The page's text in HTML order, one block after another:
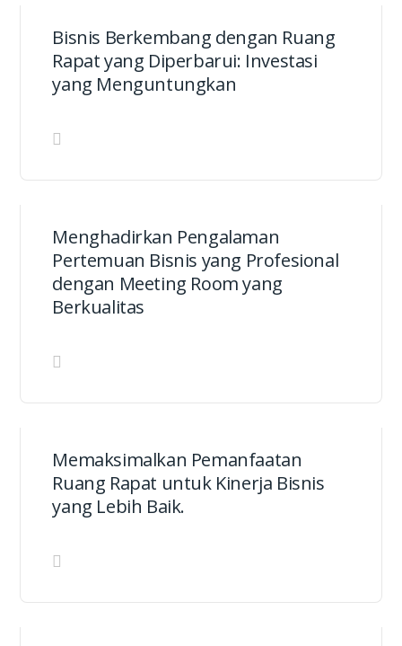
Bisnis Berkembang dengan Ruang
Rapat yang Diperbarui: Investasi
yang Menguntungkan
Menghadirkan Pengalaman
Pertemuan Bisnis yang Profesional
dengan Meeting Room yang
Berkualitas
Memaksimalkan Pemanfaatan
Ruang Rapat untuk Kinerja Bisnis
yang Lebih Baik.